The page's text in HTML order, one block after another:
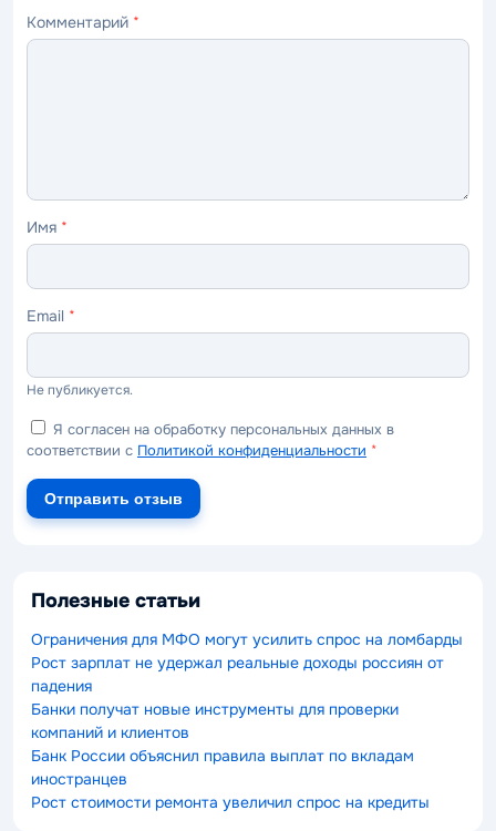
—
—
—
—
—
Комментарий *
Имя *
Email *
Не публикуется.
Я согласен на обработку персональных данных в
соответствии с Политикой конфиденциальности *
Отправить отзыв
Полезные статьи
Ограничения для МФО могут усилить спрос на ломбарды
Рост зарплат не удержал реальные доходы россиян от
падения
Банки получат новые инструменты для проверки
компаний и клиентов
Банк России объяснил правила выплат по вкладам
иностранцев
Рост стоимости ремонта увеличил спрос на кредиты